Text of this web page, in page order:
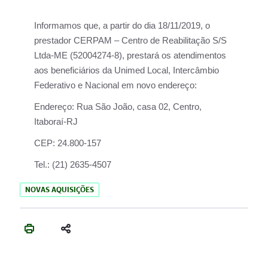
Informamos que, a partir do dia 18/11/2019, o
prestador CERPAM – Centro de Reabilitação S/S
Ltda-ME (52004274-8), prestará os atendimentos
aos beneficiários da Unimed Local, Intercâmbio
Federativo e Nacional em novo endereço:
Endereço: Rua São João, casa 02, Centro,
Itaboraí-RJ
CEP: 24.800-157
Tel.: (21) 2635-4507
NOVAS AQUISIÇÕES